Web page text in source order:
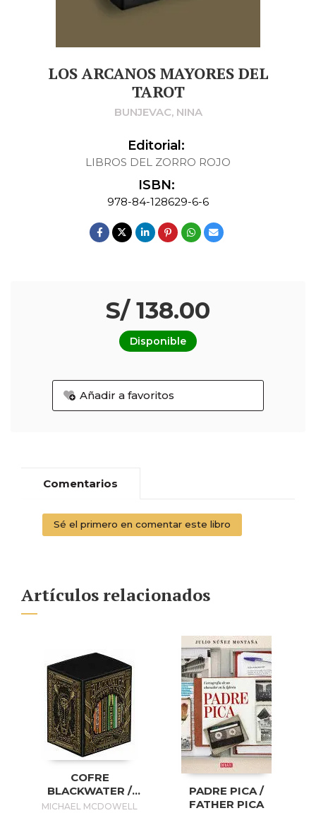
LOS ARCANOS MAYORES DEL
TAROT
BUNJEVAC, NINA
Editorial:
LIBROS DEL ZORRO ROJO
ISBN:
978-84-128629-6-6
S/ 138.00
Disponible
Añadir a favoritos
Comentarios
Sé el primero en comentar este libro
Artículos relacionados
COFRE
BLACKWATER /
BLACKWATER
MICHAEL MCDOWELL
PADRE PICA /
FATHER PICA